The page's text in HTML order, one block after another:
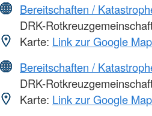
Bereitschaften /
DRK-
Karte: Link zur Google
Bereitschaften /
DRK-
Karte: Link zur Google